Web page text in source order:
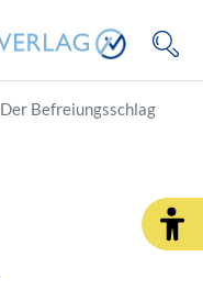
Befreiungsschlag